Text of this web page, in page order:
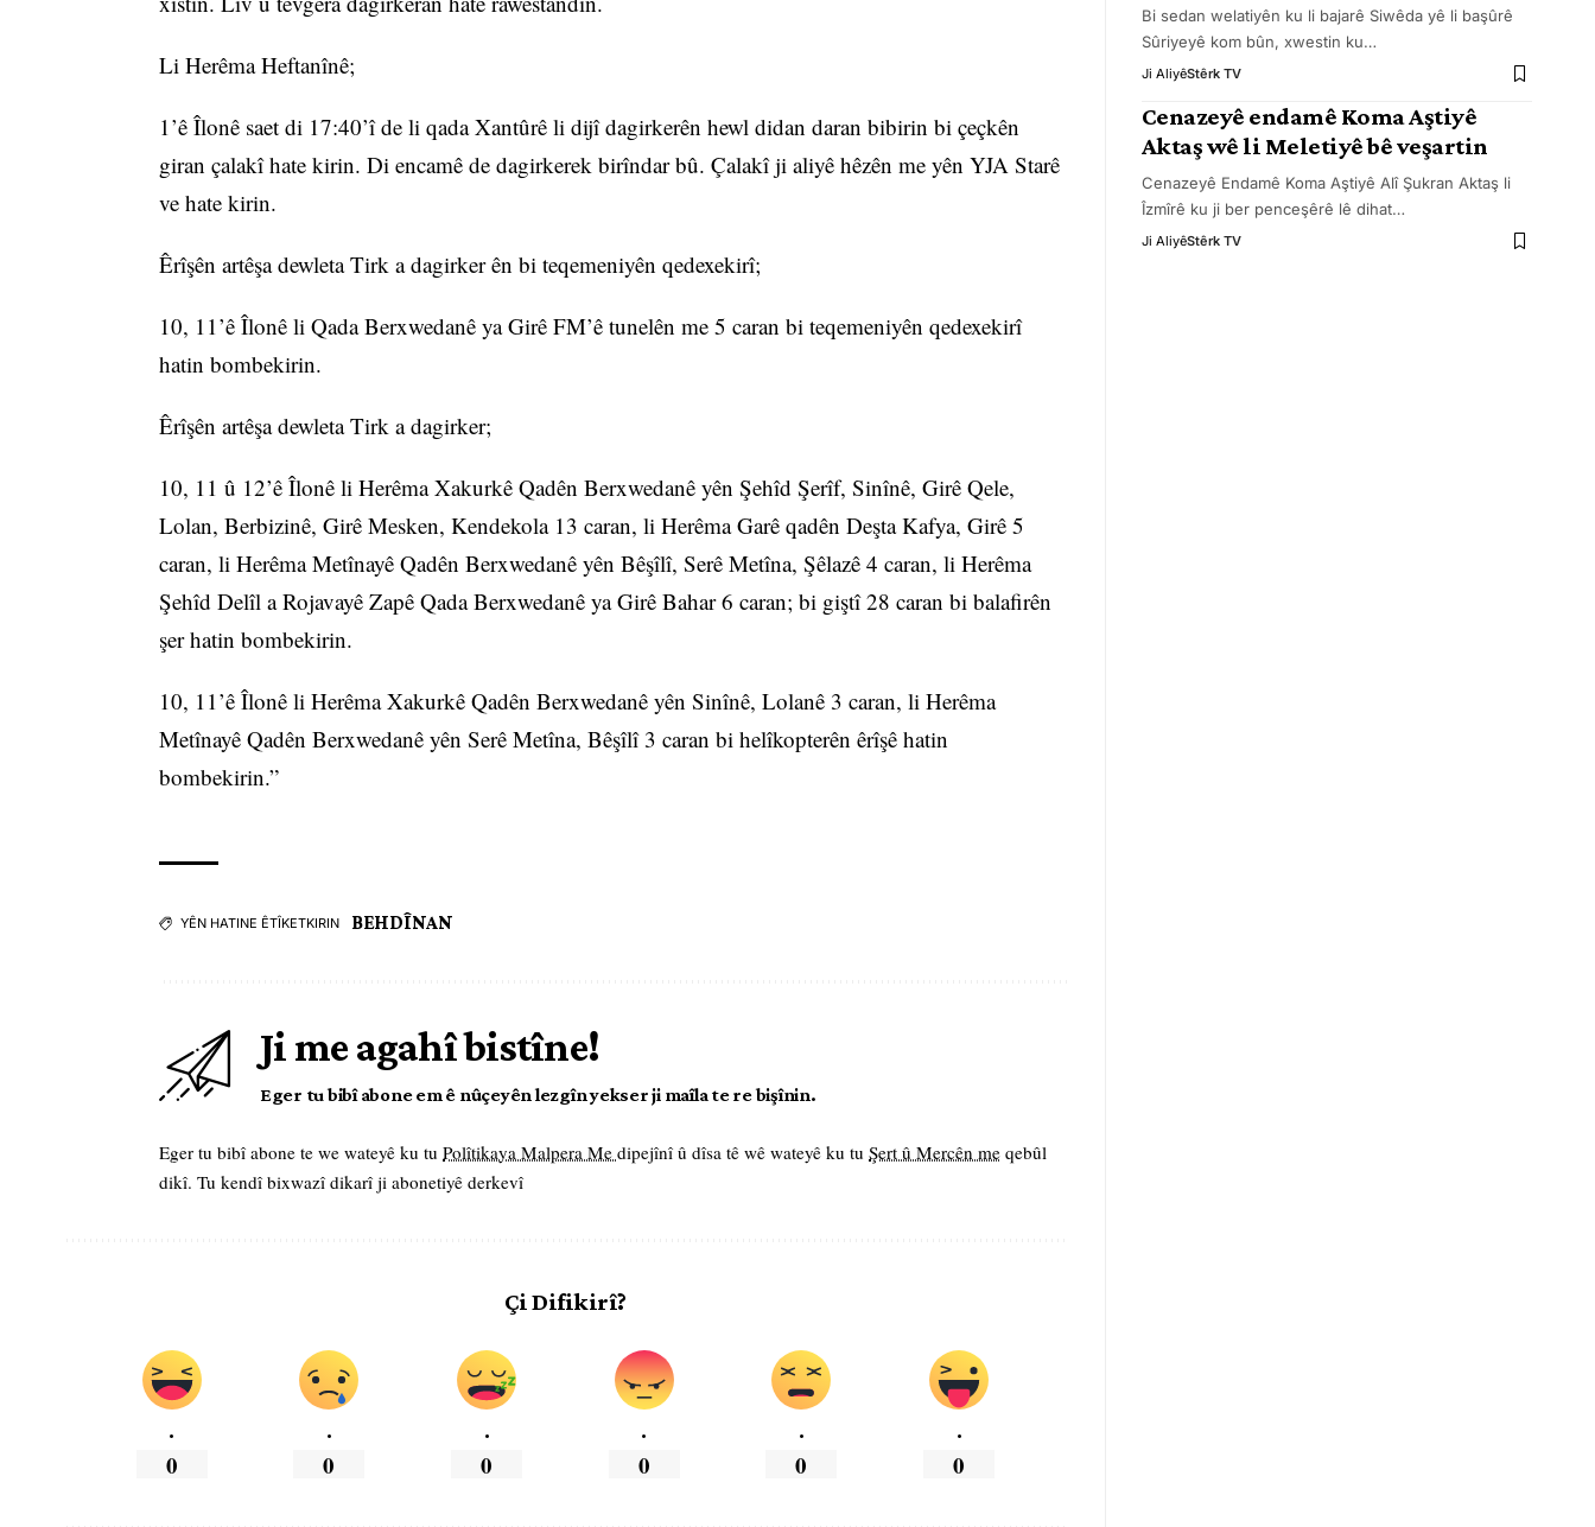
Li Herêma Heftanînê;
1’ê Îlonê saet di 17:40’î de li qada Xantûrê li dijî dagirkerên hewl didan daran bibirin bi çeçkên
giran çalakî hate kirin. Di encamê de dagirkerek birîndar bû. Çalakî ji aliyê hêzên me yên YJA Starê
ve hate kirin.
Êrîşên artêşa dewleta Tirk a dagirker ên bi teqemeniyên qedexekirî;
10, 11’ê Îlonê li Qada Berxwedanê ya Girê FM’ê tunelên me 5 caran bi teqemeniyên qedexekirî
hatin bombekirin.
Êrîşên artêşa dewleta Tirk a dagirker;
10, 11 û 12’ê Îlonê li Herêma Xakurkê Qadên Berxwedanê yên Şehîd Şerîf, Sinînê, Girê Qele,
Lolan, Berbizinê, Girê Mesken, Kendekola 13 caran, li Herêma Garê qadên Deşta Kafya, Girê 5
caran, li Herêma Metînayê Qadên Berxwedanê yên Bêşîlî, Serê Metîna, Şêlazê 4 caran, li Herêma
Şehîd Delîl a Rojavayê Zapê Qada Berxwedanê ya Girê Bahar 6 caran; bi giştî 28 caran bi balafirên
şer hatin bombekirin.
10, 11’ê Îlonê li Herêma Xakurkê Qadên Berxwedanê yên Sinînê, Lolanê 3 caran, li Herêma
Metînayê Qadên Berxwedanê yên Serê Metîna, Bêşîlî 3 caran bi helîkopterên êrîşê hatin
bombekirin.”
YÊN HATINE ÊTÎKETKIRIN BEHDÎNAN
Ji me agahî bistîne!
Eger tu bibî abone em ê nûçeyên lezgîn yekser ji maîla te re bişînin.
Eger tu bibî abone te we wateyê ku tu Polîtikaya Malpera Me dipejînî û dîsa tê wê wateyê ku tu Şert û Mercên me qebûl
dikî. Tu kendî bixwazî dikarî ji abonetiyê derkevî
Çi Difikirî?
.
0
.
0
.
0
.
0
.
0
.
0
Bi sedan welatiyên ku li bajarê Siwêda yê li başûrê
Sûriyeyê kom bûn, xwestin ku…
Ji AliyêStêrk TV
Cenazeyê endamê Koma Aştiyê
Aktaş wê li Meletiyê bê veşartin
Cenazeyê Endamê Koma Aştiyê Alî Şukran Aktaş li
Îzmîrê ku ji ber penceşêrê lê dihat…
Ji AliyêStêrk TV